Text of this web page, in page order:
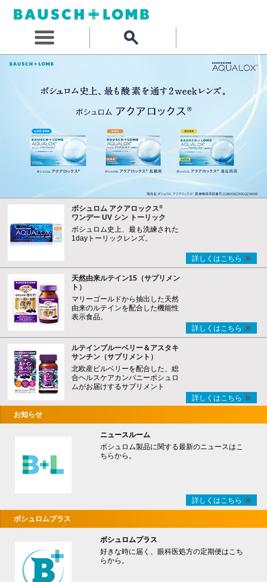
ボシュロム アクアロックス®
ワンデー UV シン トーリック
ボシュロム史上、最も洗練された
1dayトーリックレンズ。
詳しくはこちら
天然由来ルテイン15（サプリメン
ト）
マリーゴールドから抽出した天然
由来のルテインを配合した機能性
表示食品。
詳しくはこちら
ルテインブルーベリー＆アスタキ
サンチン（サプリメント）
北欧産ビルベリーを配合した、総
合ヘルスケアカンパニーボシュロ
ムがお届けするサプリメント
詳しくはこちら
お知らせ
ニュースルーム
ボシュロム製品に関する最新のニュースはこ
ちらから。
詳しくはこちら
ボシュロムプラス
ボシュロムプラス
好きな時に届く、眼科医処方の定期便はこち
らから。